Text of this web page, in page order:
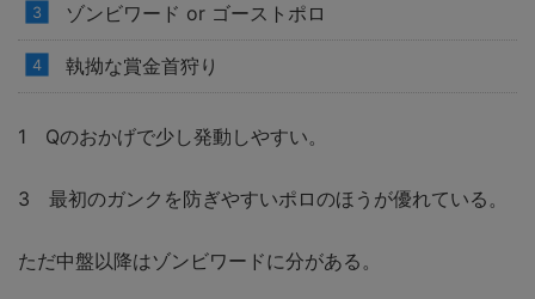
ゾンビワード or ゴーストポロ
執拗な賞金首狩り
1 Qのおかげで少し発動しやすい。
3 最初のガンクを防ぎやすいポロのほうが優れている。
ただ中盤以降はゾンビワードに分がある。